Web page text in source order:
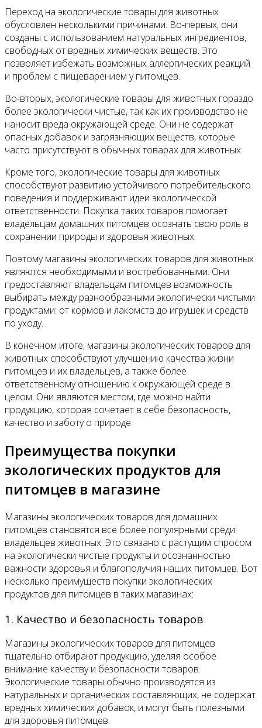
Переход на экологические товары для животных
обусловлен несколькими причинами. Во-первых, они
созданы с использованием натуральных ингредиентов,
свободных от вредных химических веществ. Это
позволяет избежать возможных аллергических реакций
и проблем с пищеварением у питомцев.
Во-вторых, экологические товары для животных гораздо
более экологически чистые, так как их производство не
наносит вреда окружающей среде. Они не содержат
опасных добавок и загрязняющих веществ, которые
часто присутствуют в обычных товарах для животных.
Кроме того, экологические товары для животных
способствуют развитию устойчивого потребительского
поведения и поддерживают идеи экологической
ответственности. Покупка таких товаров помогает
владельцам домашних питомцев осознать свою роль в
сохранении природы и здоровья животных.
Поэтому магазины экологических товаров для животных
являются необходимыми и востребованными. Они
предоставляют владельцам питомцев возможность
выбирать между разнообразными экологически чистыми
продуктами: от кормов и лакомств до игрушек и средств
по уходу.
В конечном итоге, магазины экологических товаров для
животных способствуют улучшению качества жизни
питомцев и их владельцев, а также более
ответственному отношению к окружающей среде в
целом. Они являются местом, где можно найти
продукцию, которая сочетает в себе безопасность,
качество и заботу о природе.
Преимущества покупки
экологических продуктов для
питомцев в магазине
Магазины экологических товаров для домашних
питомцев становятся все более популярными среди
владельцев животных. Это связано с растущим спросом
на экологически чистые продукты и осознанностью
важности здоровья и благополучия наших питомцев. Вот
несколько преимуществ покупки экологических
продуктов для питомцев в таких магазинах:
1. Качество и безопасность товаров
Магазины экологических товаров для питомцев
тщательно отбирают продукцию, уделяя особое
внимание качеству и безопасности товаров.
Экологические товары обычно производятся из
натуральных и органических составляющих, не содержат
вредных химических добавок, и могут быть полезными
для здоровья питомцев.